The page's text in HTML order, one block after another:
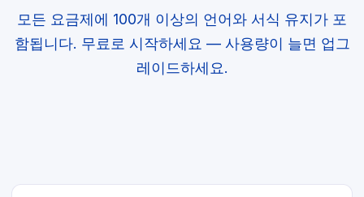
모든 요금제에 100개 이상의 언어와 서식 유지가 포
함됩니다. 무료로 시작하세요 — 사용량이 늘면 업그
레이드하세요.